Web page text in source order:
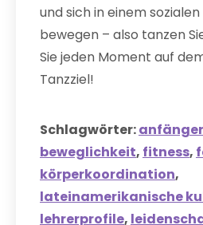
und sich in einem
bewegen – also tanzen
Sie jeden Moment auf
Tanzziel!
Schlagwörter:anfänger
beweglichkeit, fitness,
körperkoordination,
lateinamerikanische
lehrerprofile,